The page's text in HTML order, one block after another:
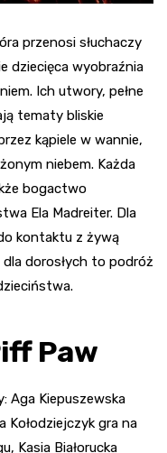
przenosi słuchaczy
dziecięca wyobraźnia
Ich utwory, pełne
tematy bliskie
kąpiele w wannie,
niebem. Każda
bogactwo
Ela Madreiter. Dla
kontaktu z żywą
dorosłych to podróż
Paw
Aga Kiepuszewska
Kołodziejczyk gra na
Kasia Białorucka